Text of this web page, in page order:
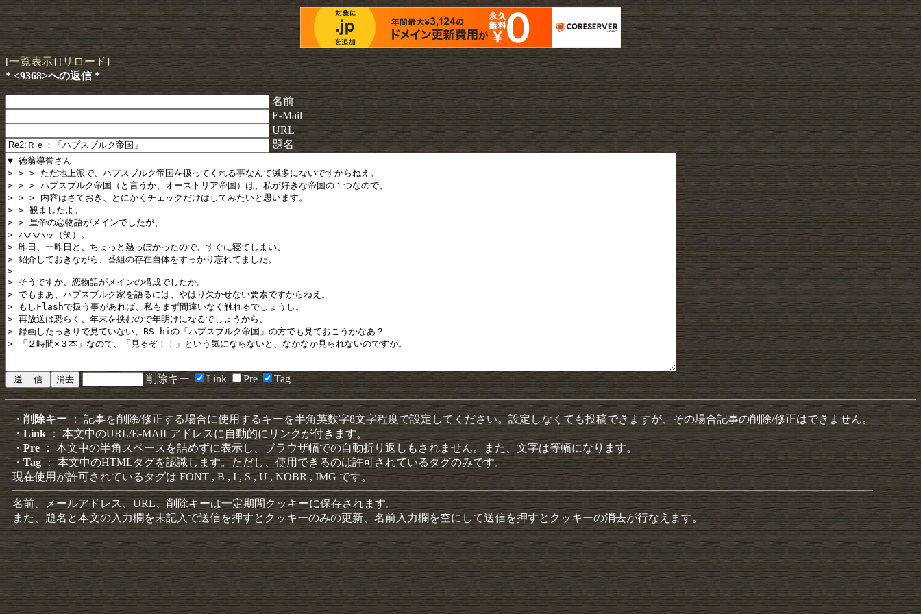
[一覧表示] [リロード]
* <9368>への返信 *
名前
E-Mail
URL
題名
削除キー Link Pre Tag
・ 削除キー： 記事を削除/修正する場合に使用するキーを半角英数字8文字程度で設定してください。設定しなくても投稿できますが、その場合記事の削除/修正はできません。
・Link： 本文中のURL/E-MAILアドレスに自動的にリンクが付きます。
・Pre ： 本文中の半角スペースを詰めずに表示し、ブラウザ幅での自動折り返しもされません。また、文字は等幅になります。
・Tag： 本文中のHTMLタグを認識します。ただし、使用できるのは許可されているタグのみです。
現在使用が許可されているタグは FONT , B , I , S , U , NOBR , IMG です。
名前、メールアドレス、URL、削除キーは一定期間クッキーに保存されます。
また、題名と本文の入力欄を未記入で送信を押すとクッキーのみの更新、名前入力欄を空にして送信を押すとクッキーの消去が行なえます。